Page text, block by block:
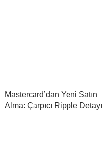
Mastercard’dan Yeni Satın
Alma: Çarpıcı Ripple Detayı